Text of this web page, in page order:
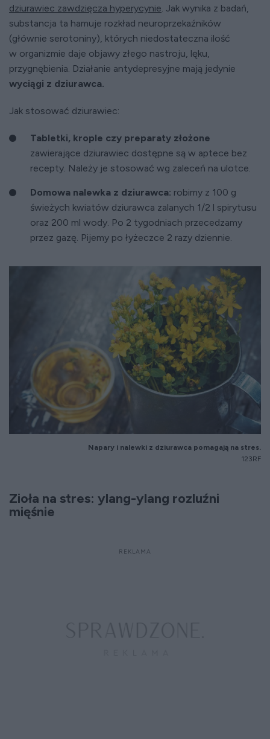
dziurawiec zawdzięcza hyperycynie. Jak wynika z badań,
substancja ta hamuje rozkład neuroprzekaźników
(głównie serotoniny), których niedostateczna ilość
w organizmie daje objawy złego nastroju, lęku,
przygnębienia. Działanie antydepresyjne mają jedynie
wyciągi z dziurawca.
Jak stosować dziurawiec:
Tabletki, krople czy preparaty złożone
zawierające dziurawiec dostępne są w aptece bez
recepty. Należy je stosować wg zaleceń na ulotce.
Domowa nalewka z dziurawca: robimy z 100 g
świeżych kwiatów dziurawca zalanych 1/2 l spirytusu
oraz 200 ml wody. Po 2 tygodniach przecedzamy
przez gazę. Pijemy po łyżeczce 2 razy dziennie.
Napary i nalewki z dziurawca pomagają na stres.
123RF
Zioła na stres: ylang-ylang rozluźni
mięśnie